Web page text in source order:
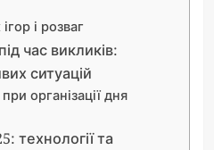
і розваг
час викликів:
ситуацій
організації дня
технології та